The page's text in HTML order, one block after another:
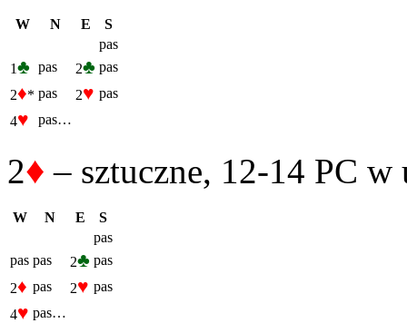
W N E
S
pas
1♣ pas 2♣ pas
2♦* pas 2♥ pas
4♥ pas…
2♦ – sztuczne, 12-14 PC
W N E
S
pas
pas pas 2♣ pas
2♦ pas 2♥ pas
4♥ pas…